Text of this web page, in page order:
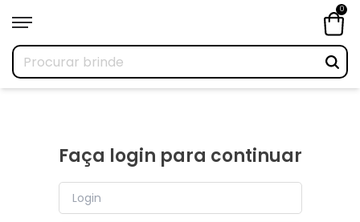
0
Faça login para continuar